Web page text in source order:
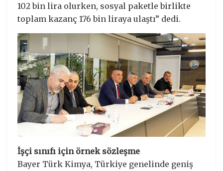
102 bin lira olurken, sosyal paketle birlikte
toplam kazanç 176 bin liraya ulaştı” dedi.
İşçi sınıfı için örnek sözleşme
Bayer Türk Kimya, Türkiye genelinde geniş